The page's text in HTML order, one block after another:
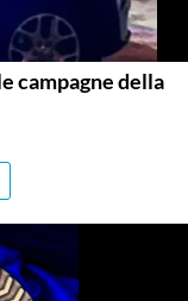
campagne della